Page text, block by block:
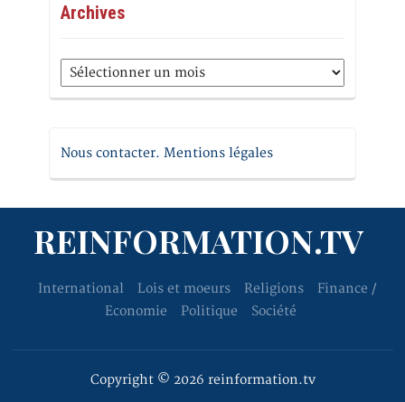
Archives
Archives
Nous contacter. Mentions légales
REINFORMATION.TV
International Lois et moeurs Religions
Finance /
Economie
Politique Société
Copyright © 2026 reinformation.tv